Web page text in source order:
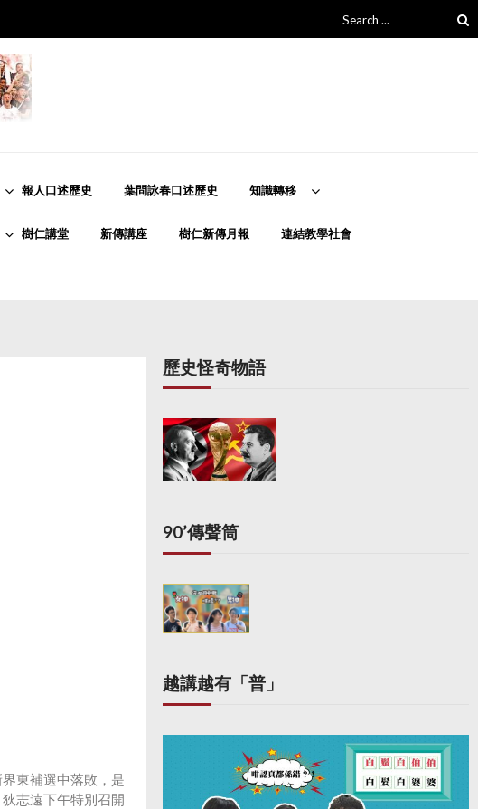
for:
報人口述歷史 葉問詠春口述歷史 知識轉移
樹仁講堂 新傳講座 樹仁新傳月報 連結教學社會
東補選中落敗，是
志遠下午特別召開
歷史怪奇物語
90’傳聲筒
越講越有「普」